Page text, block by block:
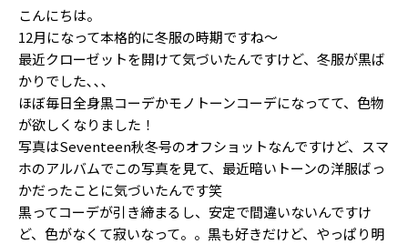
お悩み相談
TikTok
Instagram
YouTube
FORTUNE
ゲッターズ飯田
MISS SEVENTEEN
ミスセブンティーンニュース
MAGAZINE
こんにちは。
12月になって本格的に冬服の時期ですね〜
最近クローゼットを開けて気づいたんですけど、冬服が黒ば
かりでした､､､
ほぼ毎日全身黒コーデかモノトーンコーデになってて、色物
が欲しくなりました！
写真はSeventeen秋冬号のオフショットなんですけど、スマ
ホのアルバムでこの写真を見て、最近暗いトーンの洋服ばっ
かだったことに気づいたんです笑
黒ってコーデが引き締まるし、安定で間違いないんですけ
ど、色がなくて寂いなって。。黒も好きだけど、やっぱり明